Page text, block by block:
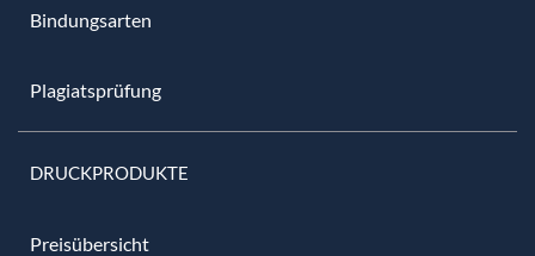
Bindungsarten
Plagiatsprüfung
DRUCKPRODUKTE
Preisübersicht